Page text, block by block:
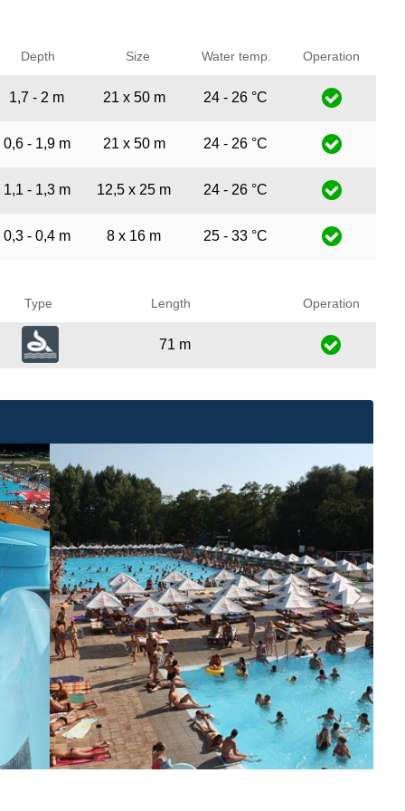
Depth Size Water temp. Operation
1,7 - 2 m 21 x 50 m 24 - 26 °C
0,6 - 1,9 m 21 x 50 m 24 - 26 °C
1,1 - 1,3 m 12,5 x 25 m 24 - 26 °C
0,3 - 0,4 m 8 x 16 m 25 - 33 °C
Type Length Operation
71 m